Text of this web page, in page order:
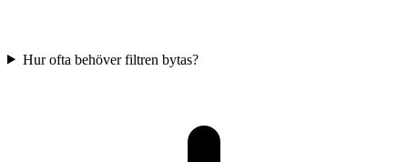
Hur ofta behöver filtren bytas?